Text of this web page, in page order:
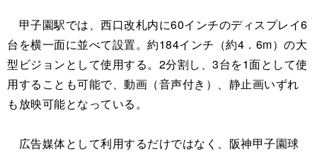
甲子園駅では、西口改札内に60インチのディスプレイ6
台を横一面に並べて設置。約184インチ（約4．6m）の大
型ビジョンとして使用する。2分割し、3台を1面として使
用することも可能で、動画（音声付き）、静止画いずれ
も放映可能となっている。
広告媒体として利用するだけではなく、阪神甲子園球